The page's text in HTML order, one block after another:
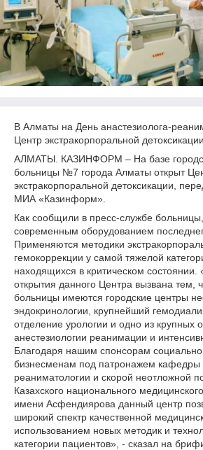
В Алматы на День анастезиолога-
Центр экстракорпоральной
АЛМАТЫ. КАЗИНФОРМ – На базе
больницы №7 города Алматы открыт
экстракорпоральной детоксикации,
МИА «Казинформ».
Как сообщили в пресс-службе
современным оборудованием
Применяются методики
гемокоррекции у самой тяжелой
находящихся в критическом состоянии.
открытия данного Центра вызвана тем,
больницы имеются городские центры
эндокринологии, крупнейший
отделение урологии и одно из крупных
анестезиологии реанимации и
Благодаря нашим спонсорам
бизнесменам под патронажем кафедры
реаниматологии и скорой неотложной
Казахского национального
имени Асфендиярова данный центр
широкий спектр качественной
использованием новых методик и
категории пациентов», - сказал на